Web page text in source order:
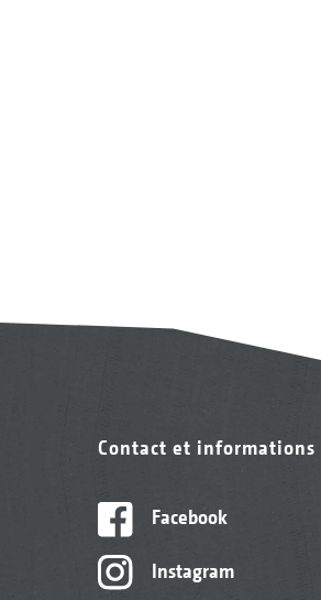
Contact et informations
Facebook
Instagram